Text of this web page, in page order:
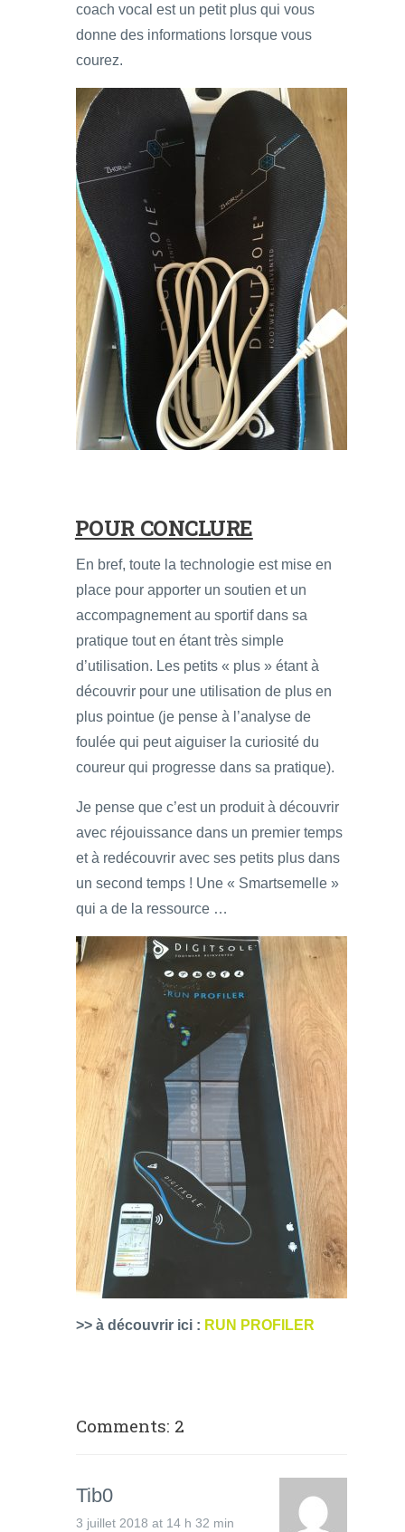
coach vocal est un petit plus qui vous
donne des informations lorsque vous
courez.
POUR CONCLURE
En bref, toute la technologie est mise en
place pour apporter un soutien et un
accompagnement au sportif dans sa
pratique tout en étant très simple
d’utilisation. Les petits « plus » étant à
découvrir pour une utilisation de plus en
plus pointue (je pense à l’analyse de
foulée qui peut aiguiser la curiosité du
coureur qui progresse dans sa pratique).
Je pense que c’est un produit à découvrir
avec réjouissance dans un premier temps
et à redécouvrir avec ses petits plus dans
un second temps ! Une « Smartsemelle »
qui a de la ressource …
>> à découvrir ici : RUN PROFILER
Comments: 2
Tib0
3 juillet 2018 at 14 h 32 min